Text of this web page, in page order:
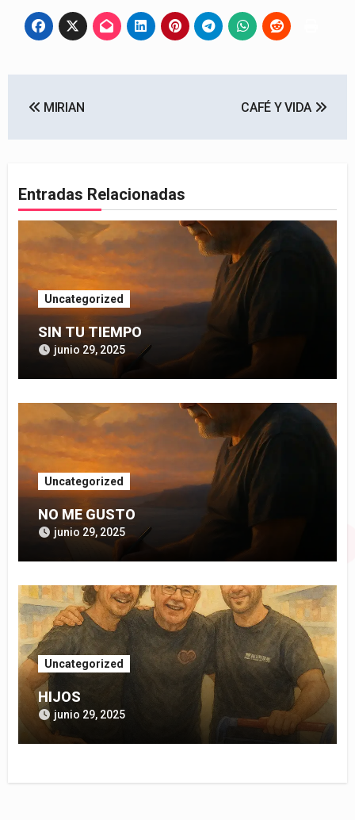
MIRIAN CAFÉ Y VIDA
Entradas Relacionadas
Uncategorized
SIN TU TIEMPO
junio 29, 2025
Uncategorized
NO ME GUSTO
junio 29, 2025
Uncategorized
HIJOS
junio 29, 2025